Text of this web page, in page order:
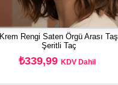
Krem Rengi Saten Örgü Arası Taş
Şeritli Taç
₺339,99KDV Dahil